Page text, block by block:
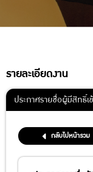
รายละเอียดงาน
ประกาศรายชื่อผู้มีสิทธิ์เ
กลับไปหน้ารวม